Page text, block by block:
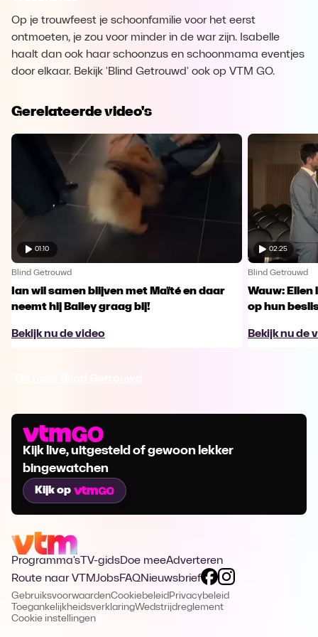
Op je trouwfeest je schoonfamilie voor het eerst
ontmoeten, je zou voor minder in de war zijn. Isabelle
haalt dan ook haar schoonzus en schoonmama eventjes
door elkaar. Bekijk 'Blind Getrouwd' ook op VTM GO.
Gerelateerde video's
01:10
Blind Getrouwd
Ian wil samen blijven met Maïté en daar
neemt hij Bailey graag bij!
Bekijk nu de video
02:25
Blind Getrouwd
Wauw:
op hun
Bekijk nu de
Kijk live, uitgesteld of gewoon lekker
bingewatchen
Kijk op
Programma's TV-gidsDoe meeAdverteren
Route naar VTMJobsFAQNieuwsbrief
GebruiksvoorwaardenCookiebeleid Privacybeleid
ToegankelijkheidsverklaringWedstrijdreglement
Cookie instellingen